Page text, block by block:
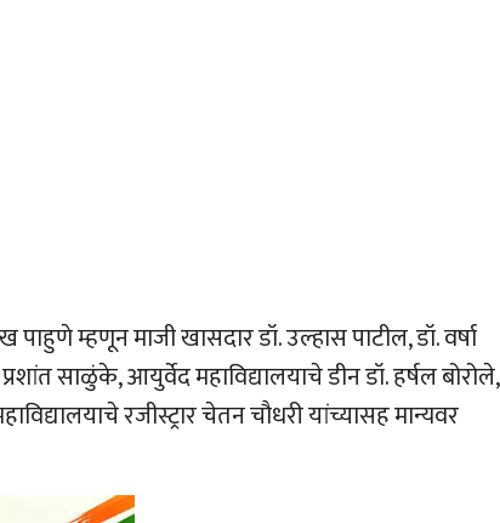
म्हणून माजी खासदार डॉ. उल्हास पाटील, डॉ. वर्षा
साळुंके, आयुर्वेद महाविद्यालयाचे डीन डॉ. हर्षल बोरोले,
रजीस्ट्रार चेतन चौधरी यांच्यासह मान्यवर